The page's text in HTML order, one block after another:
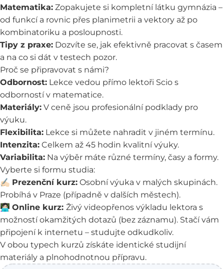
Matematika: Zopakujete si kompletní látku gymnázia –
od funkcí a rovnic přes planimetrii a vektory až po
kombinatoriku a posloupnosti.
Tipy z praxe: Dozvíte se, jak efektivně pracovat s časem
a na co si dát v testech pozor.
Proč se připravovat s námi?
Odbornost: Lekce vedou přímo lektoři Scio s
odborností v matematice.
Materiály: V ceně jsou profesionální podklady pro
výuku.
Flexibilita: Lekce si můžete nahradit v jiném termínu.
Intenzita: Celkem až 45 hodin kvalitní výuky.
Variabilita: Na výběr máte různé termíny, časy a formy.
Vyberte si formu studia:
✍🏻 Prezenční kurz: Osobní výuka v malých skupinách.
Probíhá v Praze (případně v dalších městech).
👩🏻‍💻 Online kurz: Živý videopřenos výkladu lektora s
možností okamžitých dotazů (bez záznamu). Stačí vám
připojení k internetu – studujte odkudkoliv.
V obou typech kurzů získáte identické studijní
materiály a plnohodnotnou přípravu.